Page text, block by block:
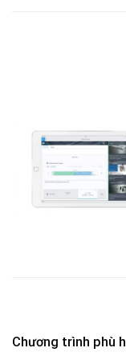
Chương trình phù